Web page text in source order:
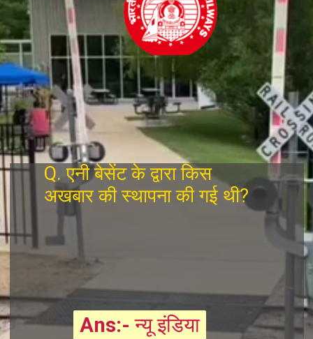
Q. एनी बेसेंट के द्वारा किस
अखबार की स्थापना की गई थी?
Ans:-न्यू इंडिया
Ans:-न्यू इंडिया